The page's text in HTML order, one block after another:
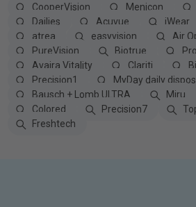
CooperVision
Menicon
Dailies
Acuvue iWear
atrea
easyvision Air
PureVision
Biotrue
Avaira Vitality
Clariti
Precision1
MyDay daily
Bausch + Lomb ULTRA
Miru
Colored
Precision7
Freshtech